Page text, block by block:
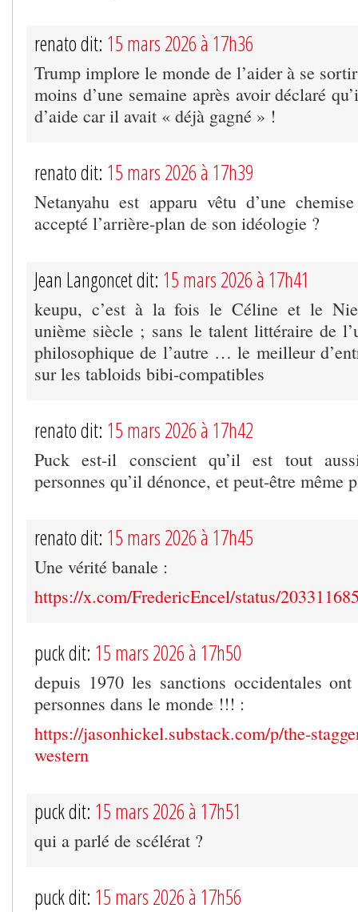
renato dit: 15 mars 2026 à 17h36
Trump implore le monde de l’aider à se
moins d’une semaine après avoir déclaré
d’aide car il avait « déjà gagné » !
renato dit: 15 mars 2026 à 17h39
Netanyahu est apparu vêtu d’une
accepté l’arrière-plan de son idéologie ?
Jean Langoncet dit: 15 mars 2026 à 17h41
keupu, c’est à la fois le Céline et le
unième siècle ; sans le talent littéraire de
philosophique de l’autre … le meilleur
sur les tabloids bibi-compatibles
renato dit: 15 mars 2026 à 17h42
Puck est-il conscient qu’il est tout
personnes qu’il dénonce, et peut-être même
renato dit: 15 mars 2026 à 17h45
Une vérité banale :
https://x.com/FredericEncel/status/
puck dit: 15 mars 2026 à 17h50
depuis 1970 les sanctions occidentales
personnes dans le monde !!! :
https://jasonhickel.substack.com/p/the-
western
puck dit: 15 mars 2026 à 17h51
qui a parlé de scélérat ?
puck dit: 15 mars 2026 à 17h56